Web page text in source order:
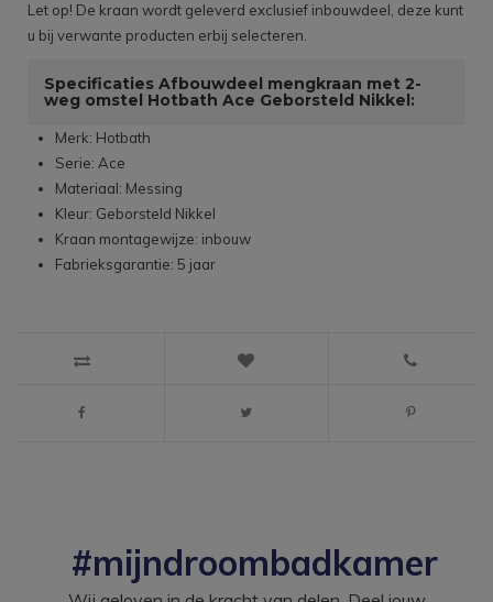
Let op! De kraan wordt geleverd exclusief inbouwdeel, deze kunt
u bij verwante producten erbij selecteren.
Specificaties Afbouwdeel mengkraan met 2-
weg omstel Hotbath Ace Geborsteld Nikkel:
Merk: Hotbath
Serie: Ace
Materiaal: Messing
Kleur: Geborsteld Nikkel
Kraan montagewijze: inbouw
Fabrieksgarantie: 5 jaar
#mijndroombadkamer